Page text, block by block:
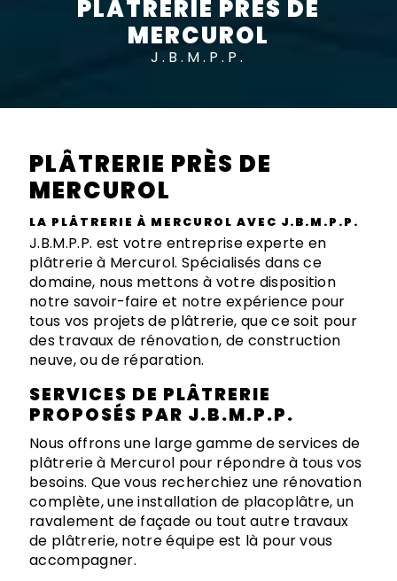
PLÂTRERIE PRÈS DE
MERCUROL
J.B.M.P.P.
PLÂTRERIE PRÈS DE
MERCUROL
LA PLÂTRERIE À MERCUROL AVEC J.B.M.P.P.
J.B.M.P.P. est votre entreprise experte en
plâtrerie à Mercurol. Spécialisés dans ce
domaine, nous mettons à votre disposition
notre savoir-faire et notre expérience pour
tous vos projets de plâtrerie, que ce soit pour
des travaux de rénovation, de construction
neuve, ou de réparation.
SERVICES DE PLÂTRERIE
PROPOSÉS PAR J.B.M.P.P.
Nous offrons une large gamme de services de
plâtrerie à Mercurol pour répondre à tous vos
besoins. Que vous recherchiez une rénovation
complète, une installation de placoplâtre, un
ravalement de façade ou tout autre travaux
de plâtrerie, notre équipe est là pour vous
accompagner.